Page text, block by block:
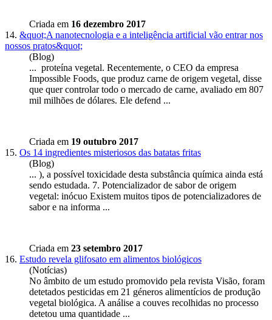
Criada em 16 dezembro 2017
14. &quot;A nanotecnologia e a inteligência artificial vão entrar nos
nossos pratos&quot;
(Blog)
... proteína vegetal. Recentemente, o CEO da empresa
Impossible Foods, que produz carne de origem vegetal, disse
que quer controlar todo o mercado de carne, avaliado em 807
mil milhões de dólares. Ele defend ...
Criada em 19 outubro 2017
15. Os 14 ingredientes misteriosos das batatas fritas
(Blog)
... ), a possível toxicidade desta substância química ainda está
sendo estudada. 7. Potencializador de sabor de origem
vegetal: inócuo Existem muitos tipos de potencializadores de
sabor e na informa ...
Criada em 23 setembro 2017
16. Estudo revela glifosato em alimentos biológicos
(Notícias)
No âmbito de um estudo promovido pela revista Visão, foram
detetados pesticidas em 21 géneros alimentícios de produção
vegetal biológica. A análise a couves recolhidas no processo
detetou uma quantidade ...